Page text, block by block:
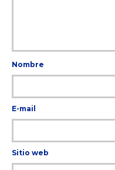
Nombre
E-mail
Sitio web